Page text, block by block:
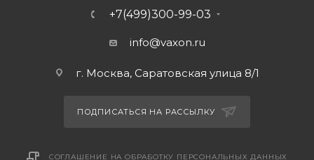
+7(499)300-99-03
info@vaxon.ru
г. Москва, Саратовская улица 8/1
ПОДПИСАТЬСЯ НА РАССЫЛКУ
СОГЛАШЕНИЕ НА ОБРАБОТКУ ПЕРСОНАЛЬНЫХ ДАННЫХ